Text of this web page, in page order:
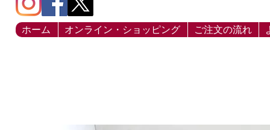
ホーム オンライン・ショッピング ご注文の流れ